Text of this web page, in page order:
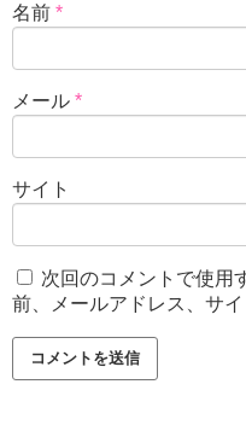
名前 *
メール *
サイト
次回のコメントで使用
前、メールアドレス、サイ